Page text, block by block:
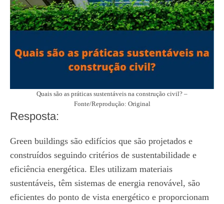
Quais são as práticas sustentáveis na construção civil? –
Fonte/Reprodução: Original
Resposta:
Green buildings são edifícios que são projetados e
construídos seguindo critérios de sustentabilidade e
eficiência energética. Eles utilizam materiais
sustentáveis, têm sistemas de energia renovável, são
eficientes do ponto de vista energético e proporcionam